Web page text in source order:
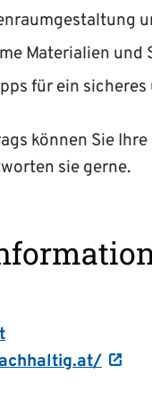
Materialien und
für ein
können Sie
sie gerne.